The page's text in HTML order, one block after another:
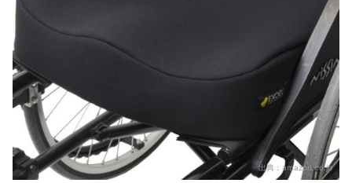
出典： amazon.co.jp